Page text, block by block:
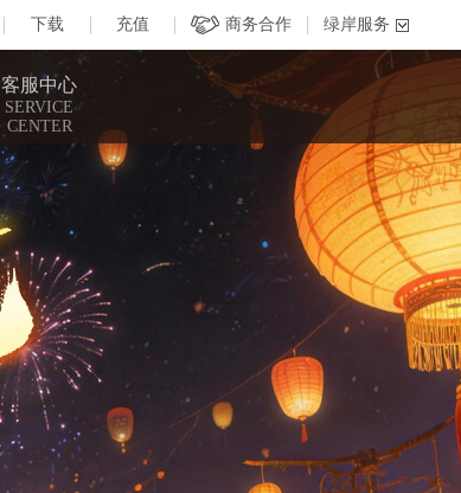
客服中心
SERVICE
CENTER